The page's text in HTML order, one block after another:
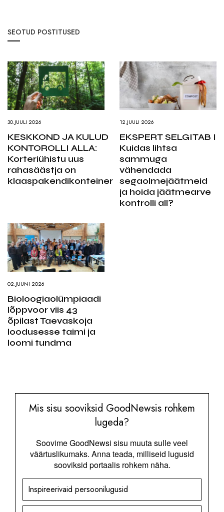
SEOTUD POSTITUSED
30.JUULI 2026
KESKKOND JA KULUD
KONTOROLLI ALLA:
Korteriühistu uus
rahasäästja on
klaaspakendikonteiner
12.JUULI 2026
EKSPERT SELGITAB I
Kuidas lihtsa
sammuga
vähendada
segaolmejäätmeid
ja hoida jäätmearve
kontrolli all?
02.JUUNI 2026
Bioloogiaolümpiaadi
lõppvoor viis 43
õpilast Taevaskoja
loodusesse taimi ja
loomi tundma
Mis sisu sooviksid GoodNewsis rohkem
lugeda?
Soovime GoodNewsi sisu muuta sulle veel
väärtuslikumaks. Anna teada, milliseid lugusid
sooviksid portaalis rohkem näha.
Inspireerivaid persoonilugusid